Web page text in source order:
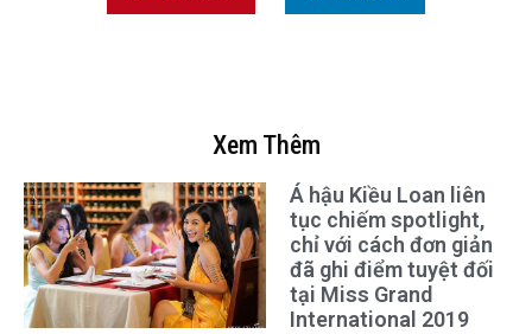
Xem Thêm
Á hậu Kiều Loan liên
tục chiếm spotlight,
chỉ với cách đơn giản
đã ghi điểm tuyệt đối
tại Miss Grand
International 2019